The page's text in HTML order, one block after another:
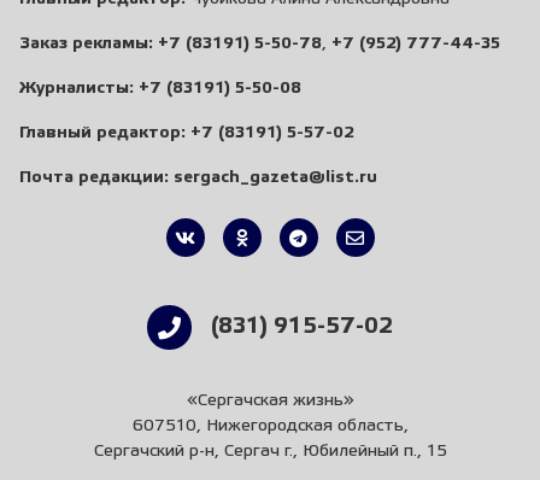
Заказ рекламы: +7 (83191) 5-50-78 +7 (952) 777-44-35
Журналисты: +7 (83191) 5-50-08
Главный редактор: +7 (83191) 5-57-02
Почта редакции: sergach_gazeta@list.ru
(831) 915-57-02
«Сергачская жизнь»
607510, Нижегородская область,
Сергачский р-н, Сергач г., Юбилейный п., 15